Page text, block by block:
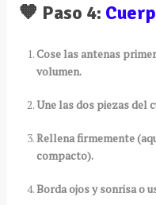
🧡 Paso 4:
Cose las antenas
volumen.
Une las dos piezas del
Rellena firmemente
compacto).
Borda ojos y sonrisa o